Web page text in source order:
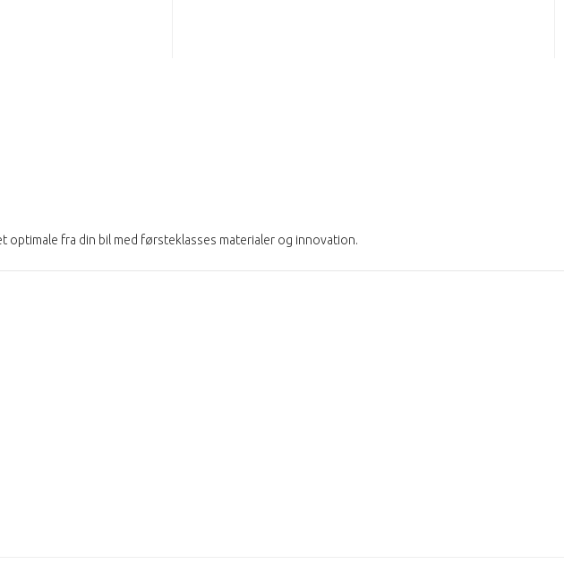
fra din bil med førsteklasses materialer og innovation.